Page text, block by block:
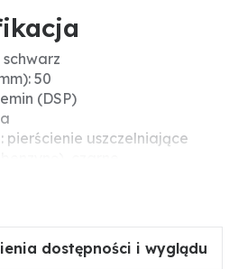
50
(DSP)
uszczelniające
dostępności i wyglądu